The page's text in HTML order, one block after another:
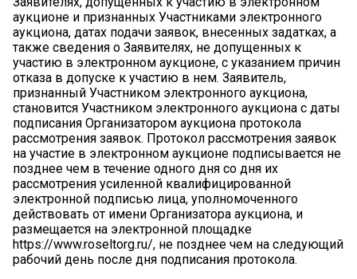
аукционе и признанных Участниками электронного
аукциона, датах подачи заявок, внесенных задатках, а
также сведения о Заявителях, не допущенных к
участию в электронном аукционе, с указанием причин
отказа в допуске к участию в нем. Заявитель,
признанный Участником электронного аукциона,
становится Участником электронного аукциона с даты
подписания Организатором аукциона протокола
рассмотрения заявок. Протокол рассмотрения заявок
на участие в электронном аукционе подписывается не
позднее чем в течение одного дня со дня их
рассмотрения усиленной квалифицированной
электронной подписью лица, уполномоченного
действовать от имени Организатора аукциона, и
размещается на электронной площадке
https://www.roseltorg.ru/, не позднее чем на следующий
рабочий день после дня подписания протокола.